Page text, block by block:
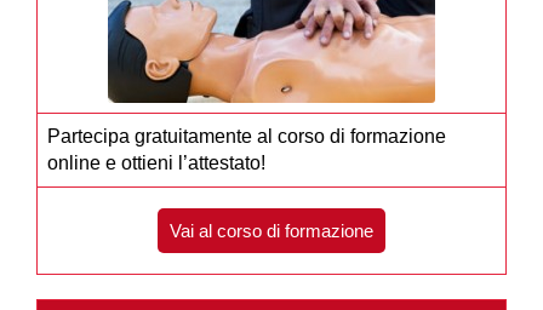
Partecipa gratuitamente al corso di formazione
online e ottieni l’attestato!
Vai al corso di formazione